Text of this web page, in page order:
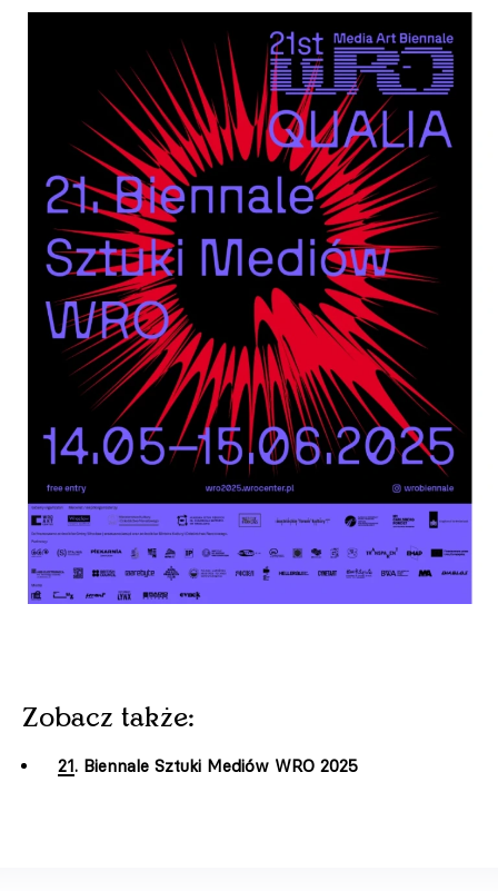
Zobacz także:
21. Biennale Sztuki Mediów WRO 2025